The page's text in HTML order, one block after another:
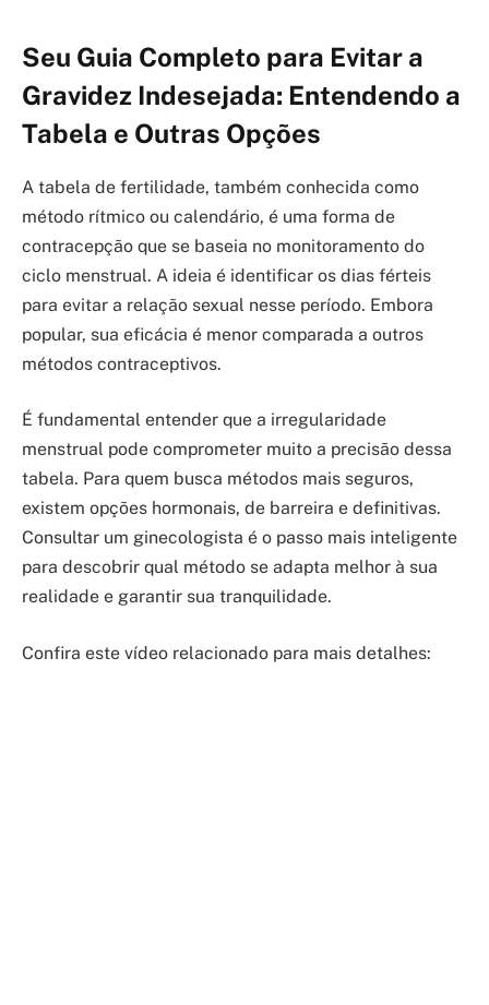
Seu Guia Completo para Evitar a
Gravidez Indesejada: Entendendo a
Tabela e Outras Opções
A tabela de fertilidade, também conhecida como
método rítmico ou calendário, é uma forma de
contracepção que se baseia no monitoramento do
ciclo menstrual. A ideia é identificar os dias férteis
para evitar a relação sexual nesse período. Embora
popular, sua eficácia é menor comparada a outros
métodos contraceptivos.
É fundamental entender que a irregularidade
menstrual pode comprometer muito a precisão dessa
tabela. Para quem busca métodos mais seguros,
existem opções hormonais, de barreira e definitivas.
Consultar um ginecologista é o passo mais inteligente
para descobrir qual método se adapta melhor à sua
realidade e garantir sua tranquilidade.
Confira este vídeo relacionado para mais detalhes: